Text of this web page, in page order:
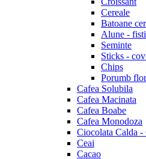
Cereale
Batoane
Alune -
Seminte
Sticks -
Chips
Porumb
Cafea Solubila
Cafea Macinata
Cafea Boabe
Cafea Monodoza
Ciocolata Calda -
Ceai
Cacao